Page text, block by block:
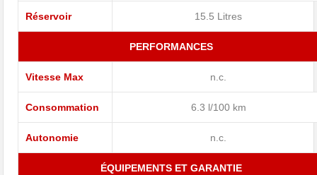
Réservoir 15.5 Litres
PERFORMANCES
Vitesse Max n.c.
Consommation 6.3 l/100 km
Autonomie n.c.
ÉQUIPEMENTS ET GARANTIE